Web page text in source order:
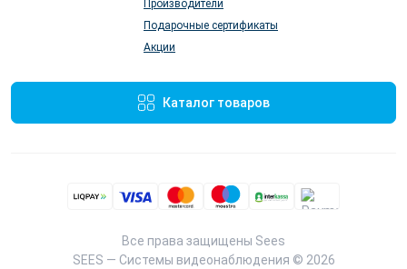
Производители
Подарочные сертификаты
Акции
Каталог товаров
Все права защищены Sees
SEES — Системы видеонаблюдения © 2026